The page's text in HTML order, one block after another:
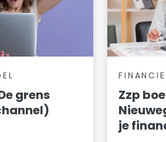
grens
Zzp
je